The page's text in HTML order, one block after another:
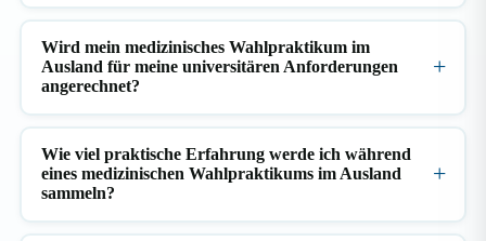
Wird mein medizinisches Wahlpraktikum im
Ausland für meine universitären Anforderungen
angerechnet?
Wie viel praktische Erfahrung werde ich während
eines medizinischen Wahlpraktikums im Ausland
sammeln?